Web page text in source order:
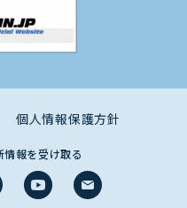
個人情報保護方針
情報を受け取る